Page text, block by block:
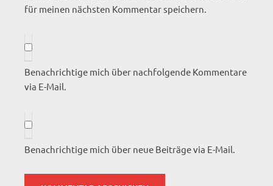
für meinen nächsten Kommentar speichern.
Benachrichtige mich über nachfolgende Kommentare
via E-Mail.
Benachrichtige mich über neue Beiträge via E-Mail.